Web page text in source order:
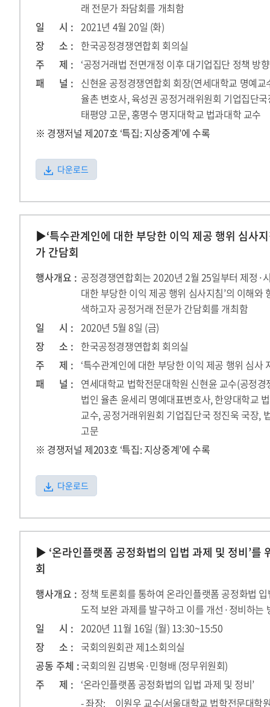
래 전문가 좌담회를 개최함
일 시 : 2021년 4월 20일 (화)
장 소 : 한국공정경쟁연합회 회의실
주 제 : ‘공정거래법 전면개정 이후 대기업집단 정책 방향
패 널 : 신현윤 공정경쟁연합회 회장(연세대학교 명예
율촌 변호사, 육성권 공정거래위원회 기업집단
태평양 고문, 홍명수 명지대학교 법과대학 교수
※ 경쟁저널 제207호 ‘특집: 지상중계’에 수록
다운로드
▶‘특수관계인에 대한 부당한 이익 제공 행위 심사
가 간담회
행사개요 : 공정경쟁연합회는 2020년 2월 25일부터 제정·
대한 부당한 이익 제공 행위 심사지침’의 이해와
색하고자 공정거래 전문가 간담회를 개최함
일 시 : 2020년 5월 8일 (금)
장 소 : 한국공정경쟁연합회 회의실
주 제 : ‘특수관계인에 대한 부당한 이익 제공 행위 심사
패 널 : 연세대학교 법학전문대학원 신현윤 교수(공정
법인 율촌 윤세리 명예대표변호사, 한양대학교
교수, 공정거래위원회 기업집단국 정진욱 국장,
고문
※ 경쟁저널 제203호 ‘특집: 지상중계’에 수록
다운로드
▶ ‘온라인플랫폼 공정화법의 입법 과제 및 정비’를
회
행사개요 : 정책 토론회를 통하여 온라인플랫폼 공정화법
도적 보완 과제를 발구하고 이를 개선·정비하는
일 시 : 2020년 11월 16일 (월) 13:30~15:50
장 소 : 국회의원회관 제1소회의실
공동 주체 :국회의원 김병욱·민형배 (정무위원회)
주 제 : ‘온라인플랫폼 공정화법의 입법 과제 및 정비’
- 좌장: 이원우 교수(서울대학교 법학전문대학